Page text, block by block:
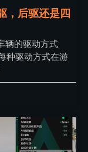
，后驱还是四
辆的驱动方式
种驱动方式在游